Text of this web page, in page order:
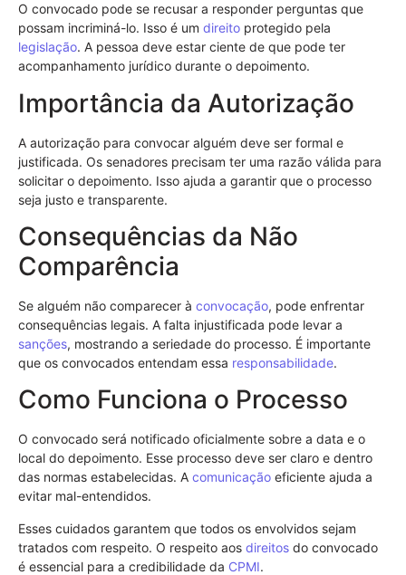
O convocado pode se recusar a responder perguntas que
possam incriminá-lo. Isso é um direito protegido pela
legislação. A pessoa deve estar ciente de que pode ter
acompanhamento jurídico durante o depoimento.
Importância da Autorização
A autorização para convocar alguém deve ser formal e
justificada. Os senadores precisam ter uma razão válida para
solicitar o depoimento. Isso ajuda a garantir que o processo
seja justo e transparente.
Consequências da Não
Comparência
Se alguém não comparecer à convocação, pode enfrentar
consequências legais. A falta injustificada pode levar a
sanções, mostrando a seriedade do processo. É importante
que os convocados entendam essa responsabilidade.
Como Funciona o Processo
O convocado será notificado oficialmente sobre a data e o
local do depoimento. Esse processo deve ser claro e dentro
das normas estabelecidas. A comunicação eficiente ajuda a
evitar mal-entendidos.
Esses cuidados garantem que todos os envolvidos sejam
tratados com respeito. O respeito aos direitos do convocado
é essencial para a credibilidade da CPMI.